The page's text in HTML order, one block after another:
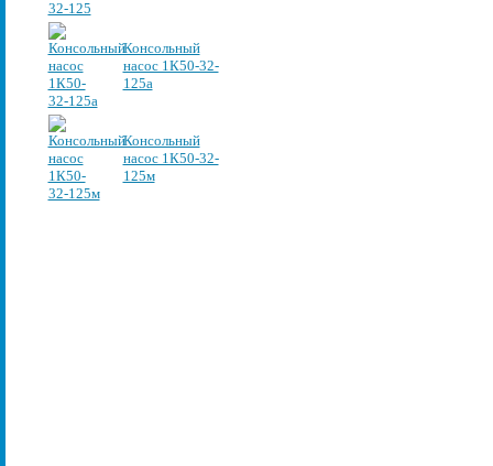
Консольный
насос 1К50-32-
125а
Консольный
насос 1К50-32-
125м